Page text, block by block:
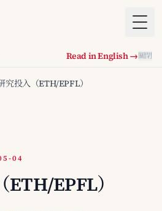
Read in English →關閉
究投入（ETH/EPFL）
04
EPFL）